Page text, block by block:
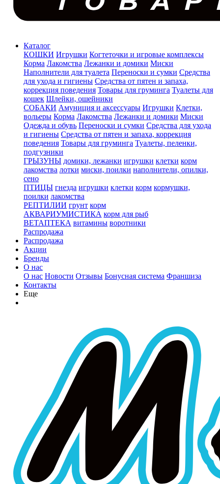
Каталог
КОШКИ Игрушки Когтеточки и игровые комплексы
Корма Лакомства Лежанки и домики Миски
Наполнители для туалета Переноски и сумки Средства
для ухода и гигиены Средства от пятен и запаха,
коррекция поведения Товары для груминга Туалеты для
кошек Шлейки, ошейники
СОБАКИ Амуниция и аксессуары Игрушки Клетки,
вольеры Корма Лакомства Лежанки и домики Миски
Одежда и обувь Переноски и сумки Средства для ухода
и гигиены Средства от пятен и запаха, коррекция
поведения Товары для груминга Туалеты, пеленки,
подгузники
ГРЫЗУНЫ домики, лежанки игрушки клетки корм
лакомства лотки миски, поилки наполнители, опилки,
сено
ПТИЦЫ гнезда игрушки клетки корм кормушки,
поилки лакомства
РЕПТИЛИИ грунт корм
АКВАРИУМИСТИКА корм для рыб
ВЕТАПТЕКА витамины воротники
Распродажа
Распродажа
Акции
Бренды
О нас
О нас Новости Отзывы Бонусная система Франшиза
Контакты
Еще